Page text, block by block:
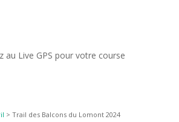
au Live GPS pour votre course
> Trail des Balcons du Lomont 2024